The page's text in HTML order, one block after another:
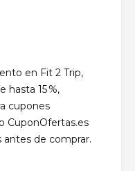
en Fit 2 Trip,
hasta 15 %,
cupones
CuponOfertas.es
antes de comprar.